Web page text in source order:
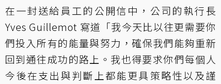
在一封送給員工的公開信中，公司的執行長
Yves Guillemot 寫道「我今天比以往更需要你
們投入所有的能量與努力，確保我們能夠重新
回到通往成功的路上。我也得要求你們每個人
今後在支出與判斷上都能更具策略性以及謹